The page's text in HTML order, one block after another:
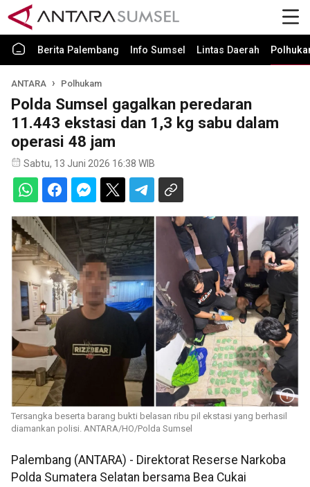
Berita Palembang Info Sumsel Lintas Daerah
ANTARA Polhukam
Polda Sumsel gagalkan peredaran
11.443 ekstasi dan 1,3 kg sabu dalam
operasi 48 jam
Sabtu, 13 Juni 2026 16:38 WIB
Tersangka beserta barang bukti belasan ribu pil ekstasi yang berhasil
diamankan polisi. ANTARA/HO/Polda Sumsel
Palembang (ANTARA) - Direktorat Reserse Narkoba
Polda Sumatera Selatan bersama Bea Cukai